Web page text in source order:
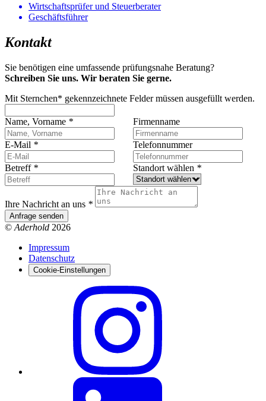
Wirtschaftsprüfer und Steuerberater
Geschäftsführer
Kontakt
Sie benötigen eine umfassende prüfungsnahe Beratung?
Schreiben Sie uns. Wir beraten Sie gerne.
Mit Sternchen* gekennzeichnete Felder müssen ausgefüllt werden.
Name, Vorname * Firmenname
E-Mail * Telefonnummer
Betreff * Standort wählen *
Ihre Nachricht an uns *
Anfrage senden
© Aderhold 2026
Impressum
Datenschutz
Cookie-Einstellungen